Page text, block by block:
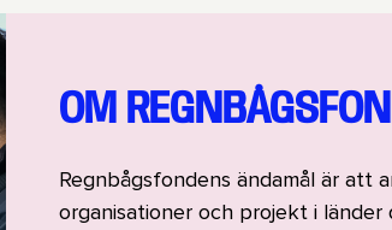
OM
Regnbågsfondens ändamål är att
organisationer och projekt i länder